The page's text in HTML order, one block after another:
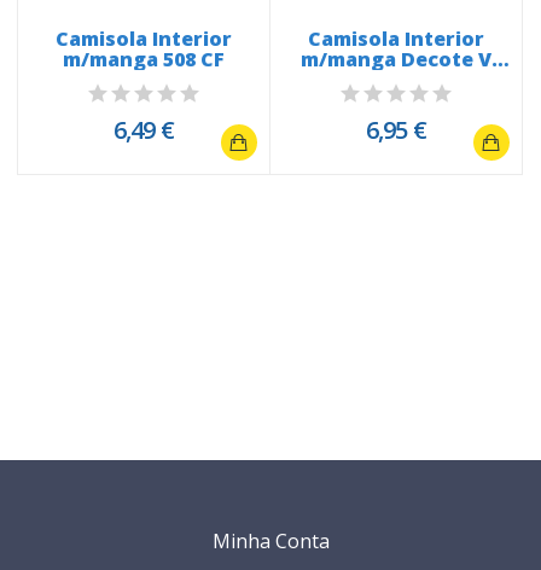
Camisola Interior
m/manga 508 CF
6,49 €
Camisola Interior
m/manga Decote V
515
6,95 €
Minha Conta